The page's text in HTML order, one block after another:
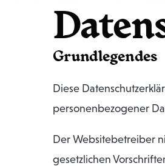
Grundlegendes
Diese
personenbezogener
Der Websitebetreiber
gesetzlichen